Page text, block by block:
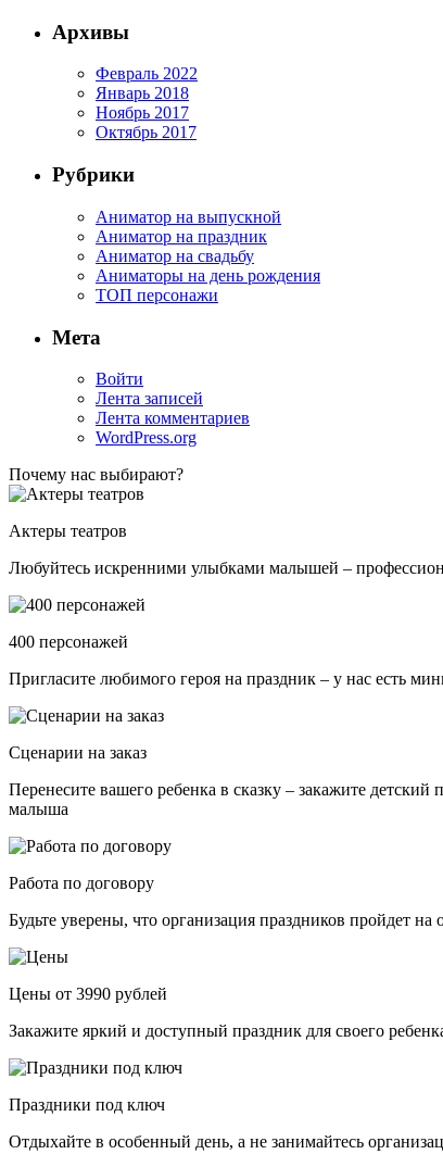
Архивы
Февраль 2022
Январь 2018
Ноябрь 2017
Октябрь 2017
Рубрики
Аниматор на выпускной
Аниматор на праздник
Аниматор на свадьбу
Аниматоры на день рождения
ТОП персонажи
Мета
Войти
Лента записей
Лента комментариев
WordPress.org
Почему нас выбирают?
Актеры театров
Любуйтесь искренними улыбками малышей –
400 персонажей
Пригласите любимого героя на праздник – у нас есть
Сценарии на заказ
Перенесите вашего ребенка в сказку – закажите
малыша
Работа по договору
Будьте уверены, что организация праздников пройдет
Цены от 3990 рублей
Закажите яркий и доступный праздник для своего
Праздники под ключ
Отдыхайте в особенный день, а не занимайтесь